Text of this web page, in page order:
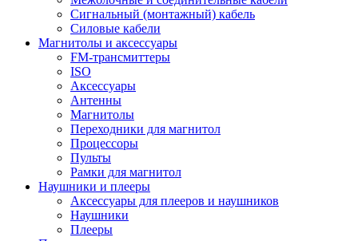
Сигнальный (монтажный) кабель
Силовые кабели
Магнитолы и аксессуары
FM-трансмиттеры
ISO
Аксессуары
Антенны
Магнитолы
Переходники для магнитол
Процессоры
Пульты
Рамки для магнитол
Наушники и плееры
Аксессуары для плееров и наушников
Наушники
Плееры